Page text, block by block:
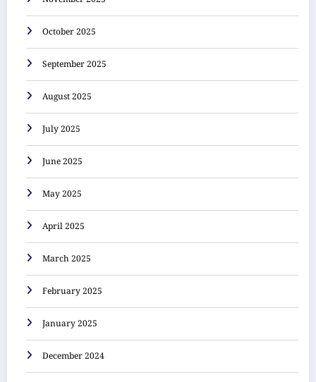
October 2025
September 2025
August 2025
July 2025
June 2025
May 2025
April 2025
March 2025
February 2025
January 2025
December 2024